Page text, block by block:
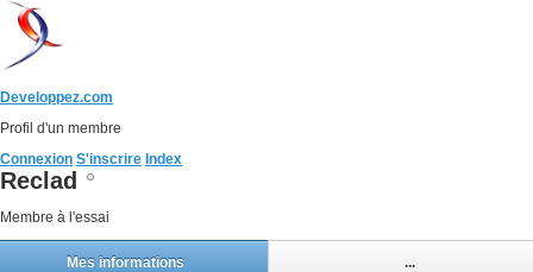
Developpez.com
Profil d'un membre
Connexion S'inscrire Index
Reclad
Membre à l'essai
Mes informations ...